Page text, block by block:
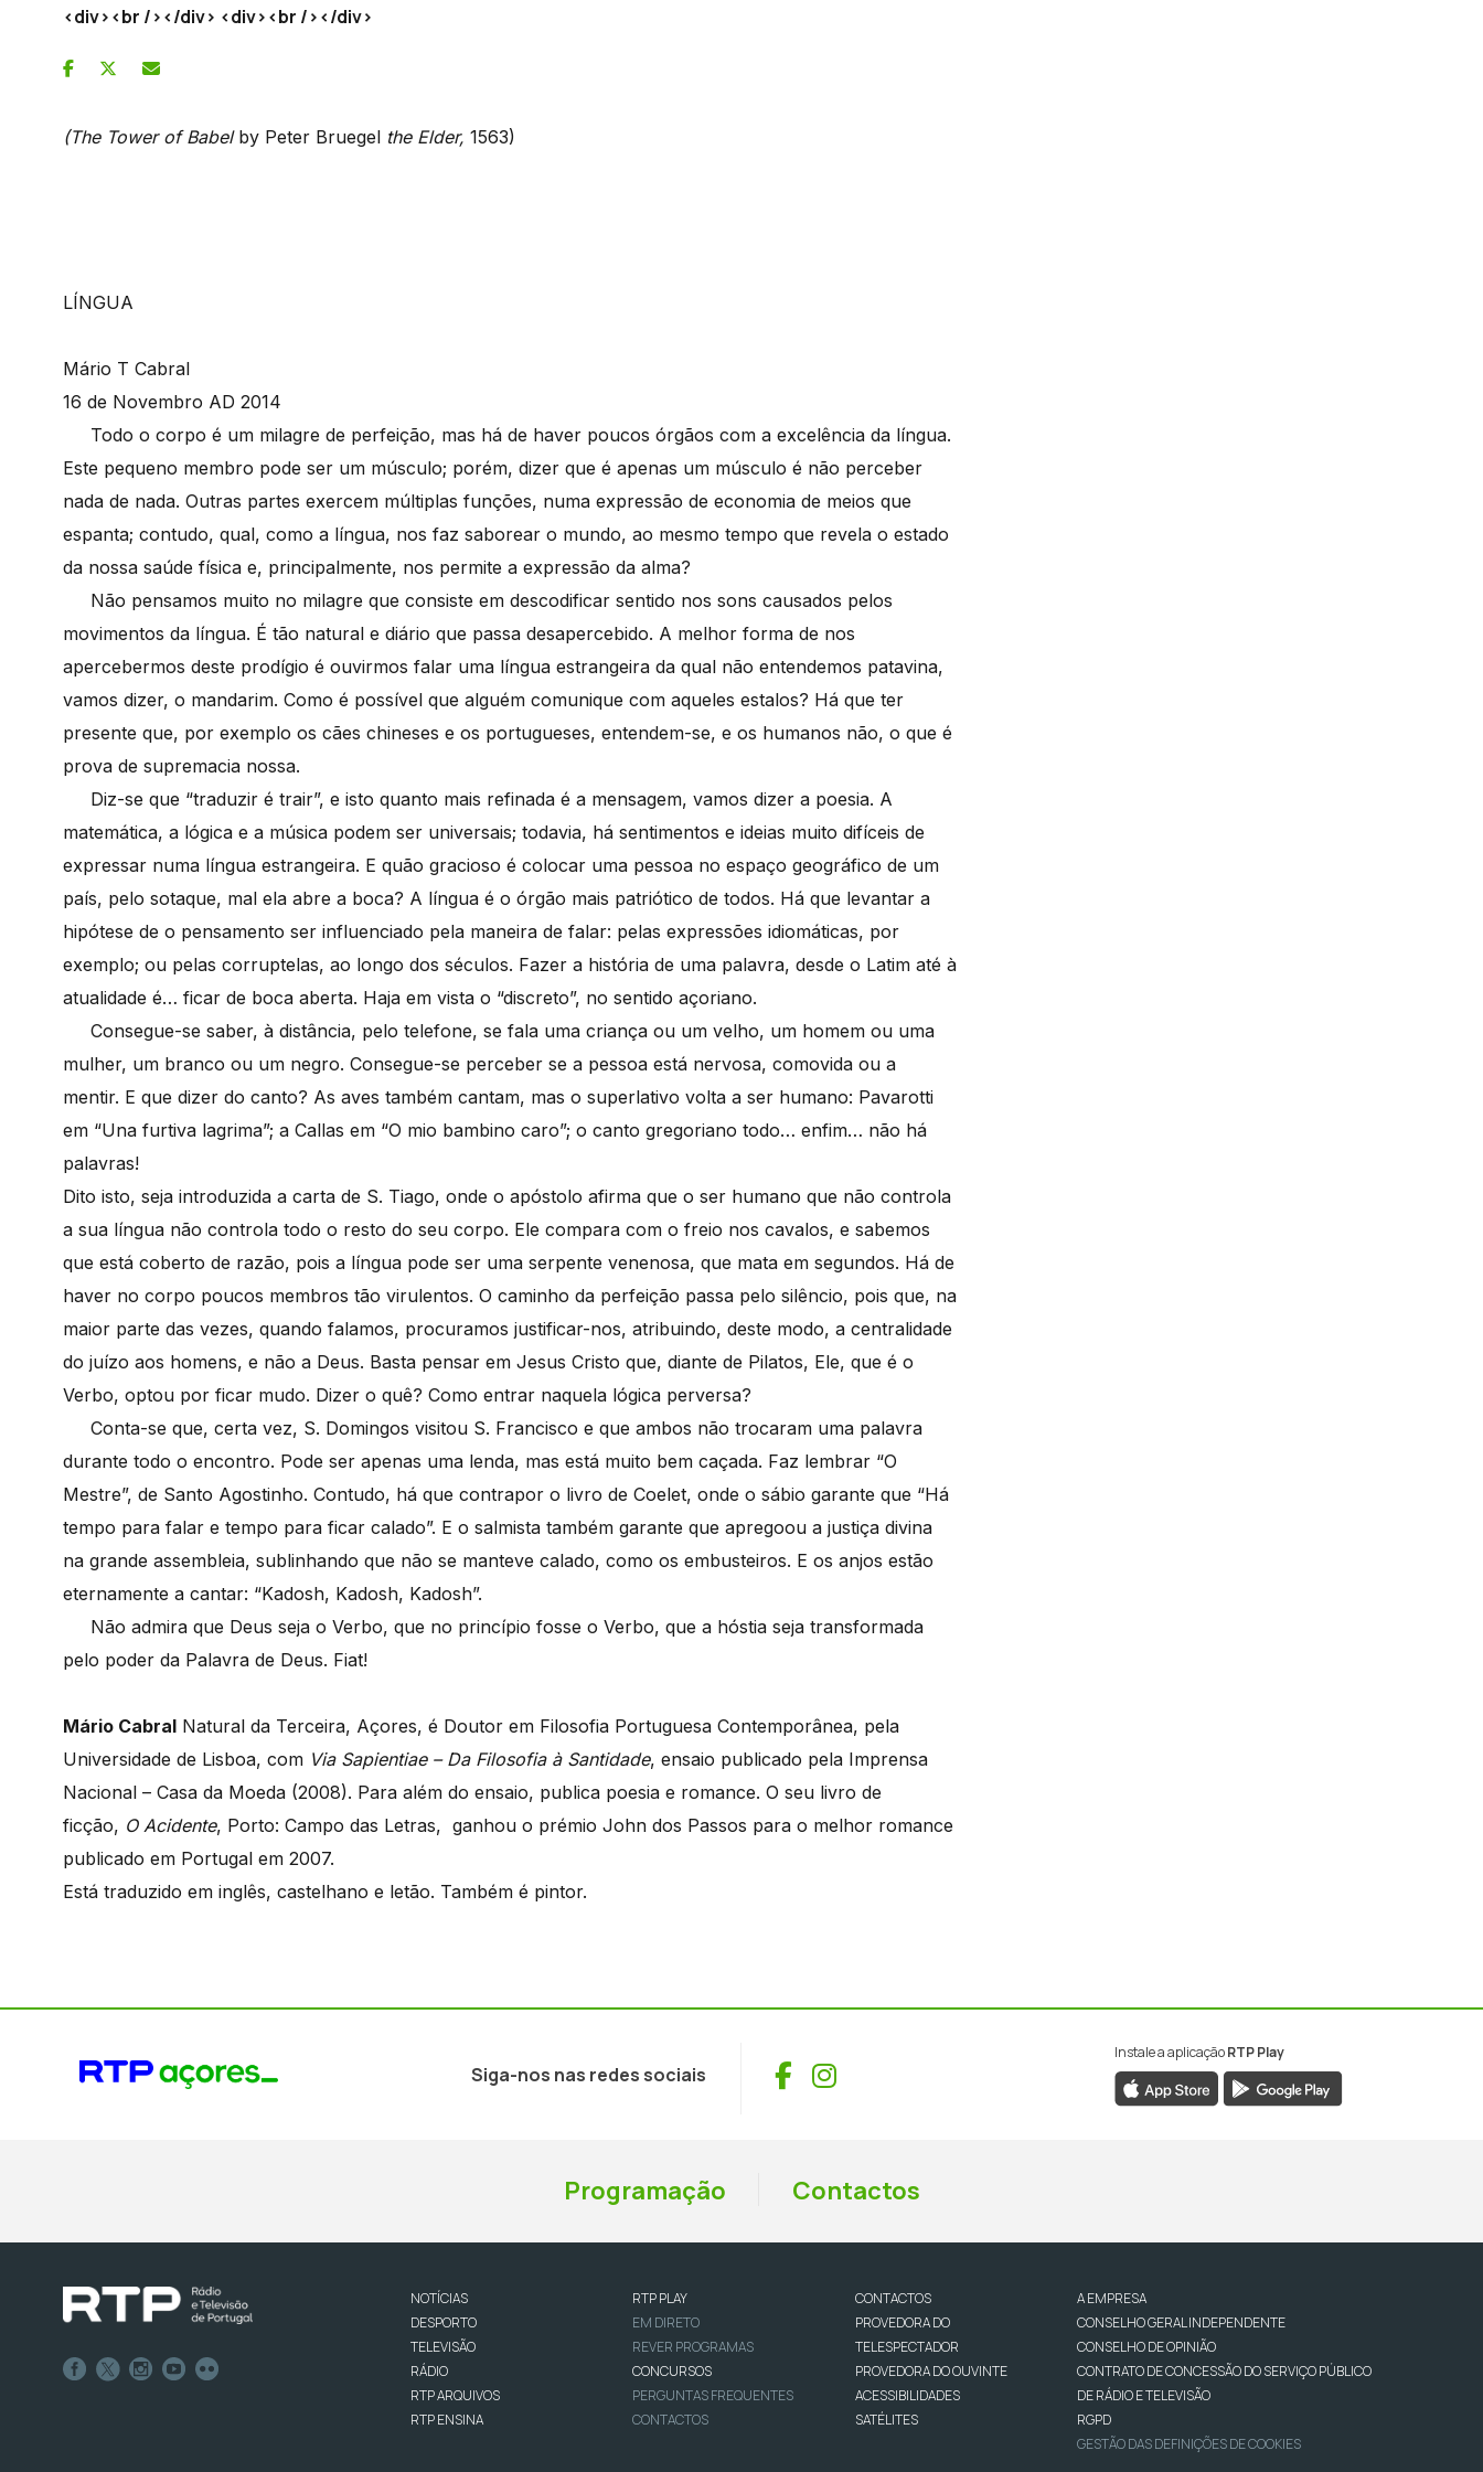
<div><br /></div> <div><br /></div>
(The Tower of Babel by Peter Bruegel the Elder, 1563)
LÍNGUA
Mário T Cabral
16 de Novembro AD 2014
Todo o corpo é um milagre de perfeição, mas há de haver poucos órgãos com a excelência da língua.
Este pequeno membro pode ser um músculo; porém, dizer que é apenas um músculo é não perceber
nada de nada. Outras partes exercem múltiplas funções, numa expressão de economia de meios que
espanta; contudo, qual, como a língua, nos faz saborear o mundo, ao mesmo tempo que revela o estado
da nossa saúde física e, principalmente, nos permite a expressão da alma?
Não pensamos muito no milagre que consiste em descodificar sentido nos sons causados pelos
movimentos da língua. É tão natural e diário que passa desapercebido. A melhor forma de nos
apercebermos deste prodígio é ouvirmos falar uma língua estrangeira da qual não entendemos patavina,
vamos dizer, o mandarim. Como é possível que alguém comunique com aqueles estalos? Há que ter
presente que, por exemplo os cães chineses e os portugueses, entendem-se, e os humanos não, o que é
prova de supremacia nossa.
Diz-se que “traduzir é trair”, e isto quanto mais refinada é a mensagem, vamos dizer a poesia. A
matemática, a lógica e a música podem ser universais; todavia, há sentimentos e ideias muito difíceis de
expressar numa língua estrangeira. E quão gracioso é colocar uma pessoa no espaço geográfico de um
país, pelo sotaque, mal ela abre a boca? A língua é o órgão mais patriótico de todos. Há que levantar a
hipótese de o pensamento ser influenciado pela maneira de falar: pelas expressões idiomáticas, por
exemplo; ou pelas corruptelas, ao longo dos séculos. Fazer a história de uma palavra, desde o Latim até à
atualidade é… ficar de boca aberta. Haja em vista o “discreto”, no sentido açoriano.
Consegue-se saber, à distância, pelo telefone, se fala uma criança ou um velho, um homem ou uma
mulher, um branco ou um negro. Consegue-se perceber se a pessoa está nervosa, comovida ou a
mentir. E que dizer do canto? As aves também cantam, mas o superlativo volta a ser humano: Pavarotti
em “Una furtiva lagrima”; a Callas em “O mio bambino caro”; o canto gregoriano todo… enfim… não há
palavras!
Dito isto, seja introduzida a carta de S. Tiago, onde o apóstolo afirma que o ser humano que não controla
a sua língua não controla todo o resto do seu corpo. Ele compara com o freio nos cavalos, e sabemos
que está coberto de razão, pois a língua pode ser uma serpente venenosa, que mata em segundos. Há de
haver no corpo poucos membros tão virulentos. O caminho da perfeição passa pelo silêncio, pois que, na
maior parte das vezes, quando falamos, procuramos justificar-nos, atribuindo, deste modo, a centralidade
do juízo aos homens, e não a Deus. Basta pensar em Jesus Cristo que, diante de Pilatos, Ele, que é o
Verbo, optou por ficar mudo. Dizer o quê? Como entrar naquela lógica perversa?
Conta-se que, certa vez, S. Domingos visitou S. Francisco e que ambos não trocaram uma palavra
durante todo o encontro. Pode ser apenas uma lenda, mas está muito bem caçada. Faz lembrar “O
Mestre”, de Santo Agostinho. Contudo, há que contrapor o livro de Coelet, onde o sábio garante que “Há
tempo para falar e tempo para ficar calado”. E o salmista também garante que apregoou a justiça divina
na grande assembleia, sublinhando que não se manteve calado, como os embusteiros. E os anjos estão
eternamente a cantar: “Kadosh, Kadosh, Kadosh”.
Não admira que Deus seja o Verbo, que no princípio fosse o Verbo, que a hóstia seja transformada
pelo poder da Palavra de Deus. Fiat!
Mário Cabral Natural da Terceira, Açores, é Doutor em Filosofia Portuguesa Contemporânea, pela
Universidade de Lisboa, com Via Sapientiae – Da Filosofia à Santidade, ensaio publicado pela Imprensa
Nacional – Casa da Moeda (2008). Para além do ensaio, publica poesia e romance. O seu livro de
ficção, O Acidente, Porto: Campo das Letras, ganhou o prémio John dos Passos para o melhor romance
publicado em Portugal em 2007.
Está traduzido em inglês, castelhano e letão. Também é pintor.
Siga-nos nas redes sociais Facebook
Instagram
Instale a aplicaçãoRTP Play
Programação Contactos
NOTÍCIAS
DESPORTO
TELEVISÃO
RÁDIO
RTP ARQUIVOS
RTP ENSINA
RTP PLAY
EM DIRETO
REVER PROGRAMAS
CONCURSOS
PERGUNTAS FREQUENTES
CONTACTOS
CONTACTOS
PROVEDORA DO
TELESPECTADOR
PROVEDORA DO OUVINTE
ACESSIBILIDADES
SATÉLITES
A EMPRESA
CONSELHO GERAL INDEPENDENTE
CONSELHO DE OPINIÃO
CONTRATO DE CONCESSÃO DO SERVIÇO PÚBLICO
DE RÁDIO E TELEVISÃO
RGPD
GESTÃO DAS DEFINIÇÕES DE COOKIES